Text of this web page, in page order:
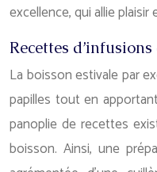
excellence, qui allie plaisir
Recettes
La boisson estivale par
papilles tout en
panoplie de recettes
boisson. Ainsi, une